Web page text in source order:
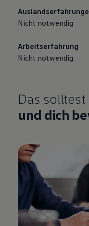
Nicht notwendig
Arbeitserfahrung
Nicht notwendig
Das
und dich